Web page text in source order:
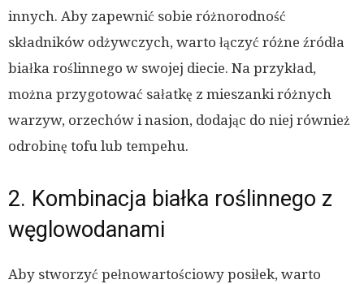
innych. Aby zapewnić sobie różnorodność
składników odżywczych, warto łączyć różne źródła
białka roślinnego w swojej diecie. Na przykład,
można przygotować sałatkę z mieszanki różnych
warzyw, orzechów i nasion, dodając do niej również
odrobinę tofu lub tempehu.
2. Kombinacja białka roślinnego z
węglowodanami
Aby stworzyć pełnowartościowy posiłek, warto